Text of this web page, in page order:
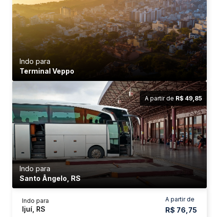
Indo para
Terminal Veppo
A partir de R$ 49,85
Indo para
Santo Ângelo, RS
A partir de
R$ 76,75
Indo para
Ijuí, RS